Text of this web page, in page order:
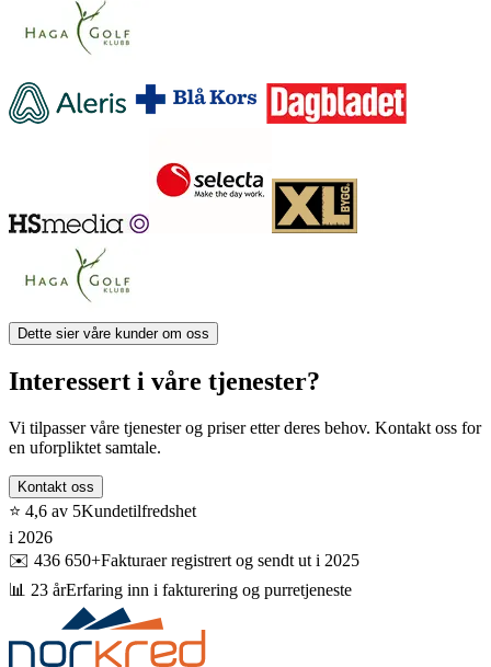
Dette sier våre kunder om oss
Interessert i våre tjenester?
Vi tilpasser våre tjenester og priser etter deres behov. Kontakt oss for
en uforpliktet samtale.
Kontakt oss
⭐ 4,6 av 5Kundetilfredshet
i 2026
✉️ 436 650+Fakturaer registrert og sendt ut i 2025
📊 23 årErfaring inn i fakturering og purretjeneste